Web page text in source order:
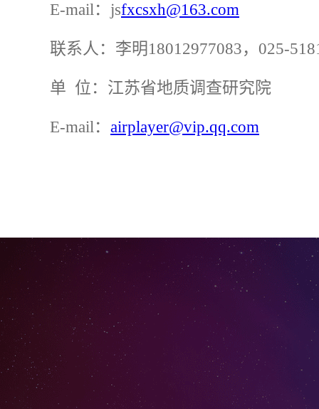
E-mail： jsfxcsxh@163.com
联系人：李明 18012977083 ， 025-
单 位： 江苏省地质调查研究院
E-mail： airplayer@vip.qq.com